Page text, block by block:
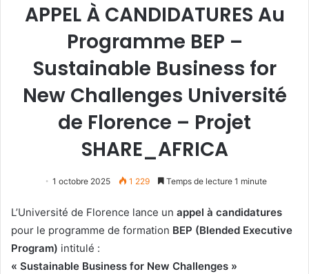
APPEL À CANDIDATURES Au
Programme BEP –
Sustainable Business for
New Challenges Université
de Florence – Projet
SHARE_AFRICA
1 octobre 2025 1 229 Temps de lecture 1 minute
L’Université de Florence lance un appel à candidatures
pour le programme de formation BEP (Blended Executive
Program) intitulé :
« Sustainable Business for New Challenges »